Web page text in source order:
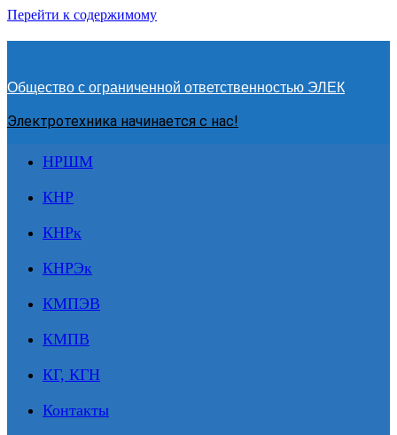
Перейти к содержимому
Общество с ограниченной ответственностью ЭЛЕК
Электротехника начинается с нас!
НРШМ
КНР
КНРк
КНРЭк
КМПЭВ
КМПВ
КГ, КГН
Контакты